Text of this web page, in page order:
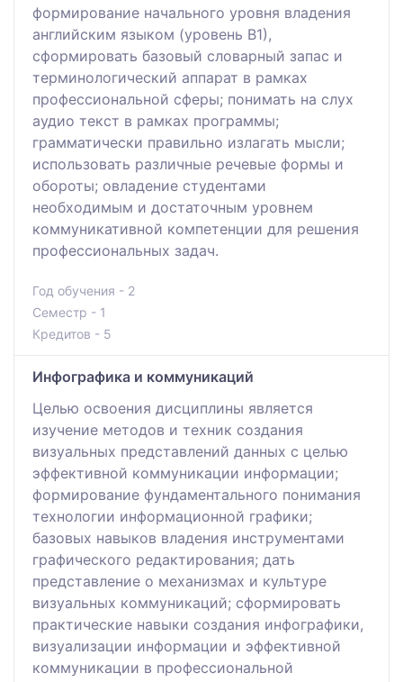
формирование начального уровня владения
английским языком (уровень В1),
сформировать базовый словарный запас и
терминологический аппарат в рамках
профессиональной сферы; понимать на слух
аудио текст в рамках программы;
грамматически правильно излагать мысли;
использовать различные речевые формы и
обороты; овладение студентами
необходимым и достаточным уровнем
коммуникативной компетенции для решения
профессиональных задач.
Год обучения - 2
Семестр - 1
Кредитов - 5
Инфографика и коммуникаций
Целью освоения дисциплины является
изучение методов и техник создания
визуальных представлений данных с целью
эффективной коммуникации информации;
формирование фундаментального понимания
технологии информационной графики;
базовых навыков владения инструментами
графического редактирования; дать
представление о механизмах и культуре
визуальных коммуникаций; сформировать
практические навыки создания инфографики,
визуализации информации и эффективной
коммуникации в профессиональной